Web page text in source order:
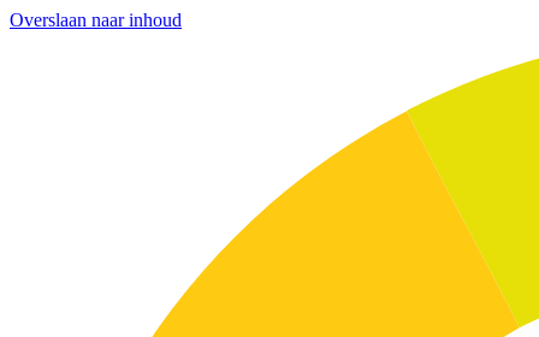
Overslaan naar inhoud